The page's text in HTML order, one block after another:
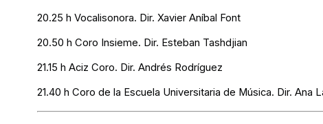
20.25 h Vocalisonora. Dir. Xavier Aníbal Font
20.50 h Coro Insieme. Dir. Esteban Tashdjian
21.15 h Aciz Coro. Dir. Andrés Rodríguez
21.40 h Coro de la Escuela Universitaria de Música. Dir. Ana